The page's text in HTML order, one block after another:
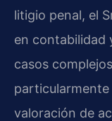
litigio penal, el
en contabilidad
casos
particularmente
valoración de